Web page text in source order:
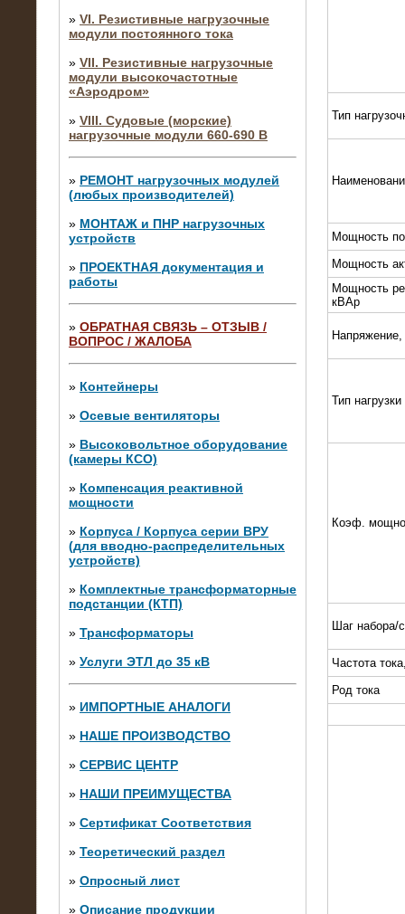
» VI. Резистивные нагрузочные
модули постоянного тока
» VII. Резистивные нагрузочные
модули высокочастотные
«Аэродром»
» VIII. Судовые (морские)
нагрузочные модули 660-690 В
» РЕМОНТ нагрузочных модулей
(любых производителей)
» МОНТАЖ и ПНР нагрузочных
устройств
» ПРОЕКТНАЯ документация и
работы
» ОБРАТНАЯ СВЯЗЬ – ОТЗЫВ /
ВОПРОС / ЖАЛОБА
» Контейнеры
» Осевые вентиляторы
» Высоковольтное оборудование
(камеры КСО)
» Компенсация реактивной
мощности
» Корпуса / Корпуса серии ВРУ
(для вводно-распределительных
устройств)
» Комплектные трансформаторные
подстанции (КТП)
» Трансформаторы
» Услуги ЭТЛ до 35 кВ
» ИМПОРТНЫЕ АНАЛОГИ
» НАШЕ ПРОИЗВОДСТВО
» СЕРВИС ЦЕНТР
» НАШИ ПРЕИМУЩЕСТВА
» Сертификат Соответствия
» Теоретический раздел
» Опросный лист
» Описание продукции
10.04.2015
Аренда нагрузочного модуля 4 МВт,
10 кВ
28.02.2015
Нагрузочные модули 700 кВт (4
штуки)
10.10.2014
Нагрузочный комплекс 20 МВт в 2
яруса (напряжение 6-10 кВ)
Тип
Мощность
Мощность
Мощность
кВАр
Тип нагрузки
Коэф.
Шаг набора/
Частота
Род тока